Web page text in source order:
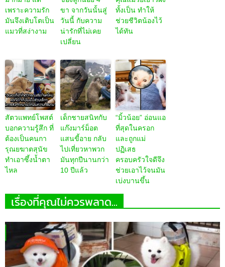
“Loki” แมวหน้า
เหวี่ยง ที่ได้ฉายา
โดยลืมตาข้าง
หนึ่งเสมอ
สาวจับ ‘เจ้า
เหมียว’ มาเล่น
ติ๊กต๊อกแก้เบื่อ
เดียว มีคนดูเป็น
ล้าน งงเบย!?
มาดูบรรยากาศ
ของเมือง Kafr
มากกว่าคนกว่า
10 เท่า
“ลูกแมวจิ๋ว” มี
ปัญหาสุขภาพ
มากมาย แต่
มันจึงเติบโตเป็น
แมวที่สง่างาม
ชาวเน็ตแชร์
ภาพพัฒนาการ
ของลูกน้อย 4
วันนี้ กับความ
น่ารักที่ไม่เคย
พี่หมาพิการเจอ
ทารกน้อย ซึ่งถูก
คุณแม่วัยเยาว์ฝัง
ทั้งเป็น ทำให้
ช่วยชีวิตน้องไว้
ได้ทัน